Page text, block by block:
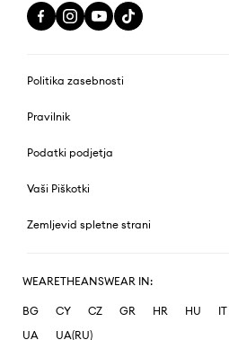
Politika zasebnosti
Pravilnik
Podatki podjetja
Vaši Piškotki
Zemljevid spletne strani
WEARETHEANSWEAR IN:
BG CY CZ GR HR HU IT
UA
UA(RU)